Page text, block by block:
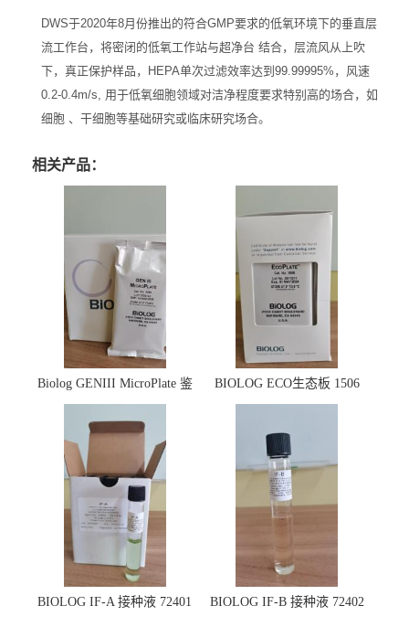
DWS于2020年8月份推出的符合GMP要求的低氧环境下的垂直层
流工作台，将密闭的低氧工作站与超净台 结合，层流风从上吹
下，真正保护样品，HEPA单次过滤效率达到99.99995%，风速
0.2-0.4m/s, 用于低氧细胞领域对洁净程度要求特别高的场合，如
细胞 、干细胞等基础研究或临床研究场合。
相关产品：
Biolog GENIII MicroPlate 鉴
定板 1030
BIOLOG ECO生态板 1506
BIOLOG IF-A 接种液 72401 BIOLOG IF-B 接种液 72402